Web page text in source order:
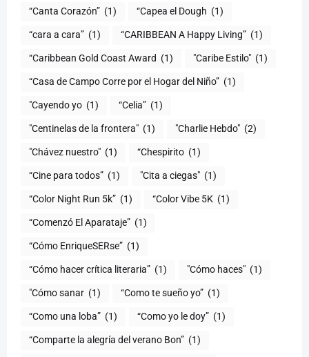
“Canta Corazón” (1) “Capea el Dough (1)
“cara a cara” (1) “CARIBBEAN A Happy Living” (1)
(1) "Caribe Estilo" (1)
“Casa de Campo Corre por el Hogar del Niño” (1)
"Cayendo yo (1) (1)
"Centinelas de la frontera" (1) "Charlie Hebdo" (2)
"Chávez nuestro" (1) “Chespirito (1)
“Cine para todos” (1) "Cita a ciegas" (1)
“Color Night Run 5k” (1) “Color Vibe 5K (1)
“Comenzó El Aparataje” (1)
“Cómo EnriqueSERse” (1)
(1) "Cómo haces" (1)
"Cómo sanar (1) “Como te sueño yo” (1)
“Como una loba” (1) “Como yo le doy” (1)
“Comparte la alegría del verano Bon” (1)